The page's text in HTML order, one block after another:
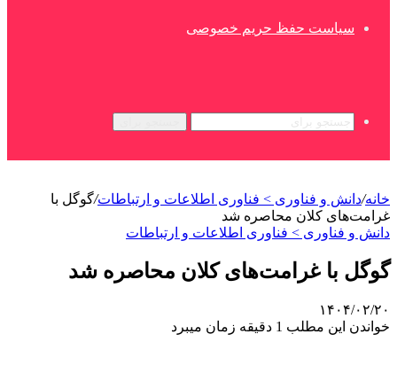
سیاست حفظ حریم خصوصی
خانه/دانش و فناوری > فناوری اطلاعات و ارتباطات/گوگل با
غرامت‌های کلان محاصره شد
دانش و فناوری > فناوری اطلاعات و ارتباطات
گوگل با غرامت‌های کلان محاصره شد
۱۴۰۴/۰۲/۲۰
خواندن این مطلب 1 دقیقه زمان میبرد